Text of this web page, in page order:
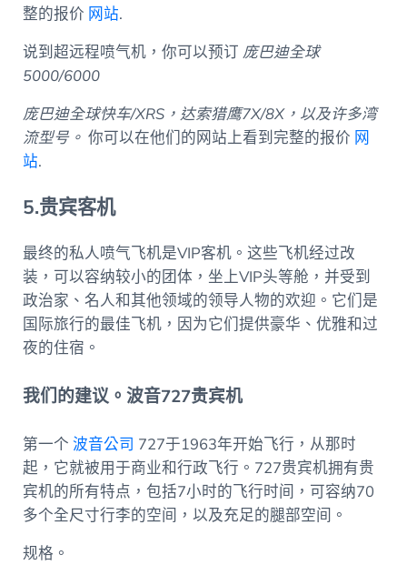
整的报价 网站.
说到超远程喷气机，你可以预订 庞巴迪全球
5000/6000
庞巴迪全球快车/XRS，达索猎鹰7X/8X，以及许多湾
流型号。 你可以在他们的网站上看到完整的报价 网
站.
5.贵宾客机
最终的私人喷气飞机是VIP客机。这些飞机经过改
装，可以容纳较小的团体，坐上VIP头等舱，并受到
政治家、名人和其他领域的领导人物的欢迎。它们是
国际旅行的最佳飞机，因为它们提供豪华、优雅和过
夜的住宿。
我们的建议。波音727贵宾机
第一个 波音公司 727于1963年开始飞行，从那时
起，它就被用于商业和行政飞行。727贵宾机拥有贵
宾机的所有特点，包括7小时的飞行时间，可容纳70
多个全尺寸行李的空间，以及充足的腿部空间。
规格。